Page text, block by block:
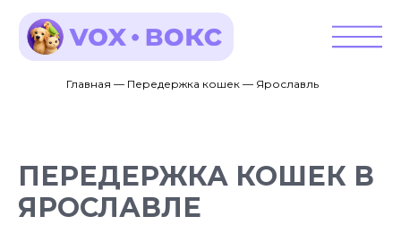
Главная — Передержка кошек — Ярославль
ПЕРЕДЕРЖКА КОШЕК В
ЯРОСЛАВЛЕ